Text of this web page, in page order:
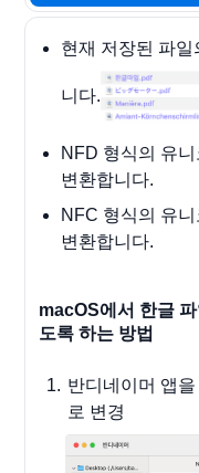
현재 저장된 파
니다.
NFD 형식의 유
변환합니다.
NFC 형식의 유
변환합니다.
macOS에서 한글
도록 하는 방법
반디네이머 앱
로 변경